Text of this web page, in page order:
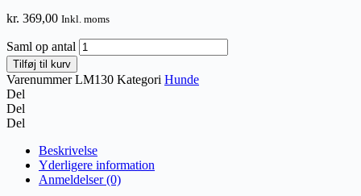
kr. 369,00 Inkl. moms
Saml op antal
Tilføj til kurv
VarenummerLM130 Kategori Hunde
Del
Del
Del
Beskrivelse
Yderligere information
Anmeldelser (0)